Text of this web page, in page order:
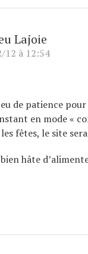
Lajoie
12 à 12:54
de patience
en mode «
les fêtes, le site
bien hâte